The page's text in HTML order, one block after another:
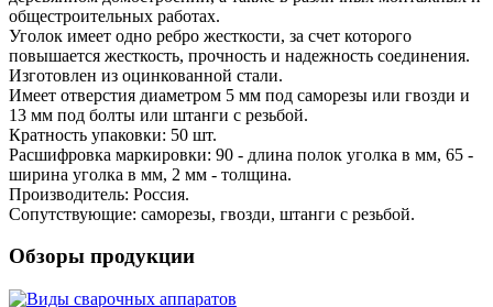
общестроительных работах.
Уголок имеет одно ребро жесткости, за счет которого
повышается жесткость, прочность и надежность соединения.
Изготовлен из оцинкованной стали.
Имеет отверстия диаметром 5 мм под саморезы или гвозди и
13 мм под болты или штанги с резьбой.
Кратность упаковки: 50 шт.
Расшифровка маркировки: 90 - длина полок уголка в мм, 65 -
ширина уголка в мм, 2 мм - толщина.
Производитель: Россия.
Сопутствующие: саморезы, гвозди, штанги с резьбой.
Обзоры продукции